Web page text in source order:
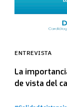
ENTREVISTA
La
de vista del